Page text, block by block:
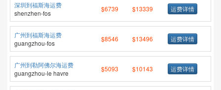
深圳到福斯海运费
shenzhen-fos
$6739 $13339 运费详情
广州到福斯海运费
guangzhou-fos
$8546 $13496 运费详情
广州到勒阿佛尔海运费
guangzhou-le havre
$5093 $10143 运费详情